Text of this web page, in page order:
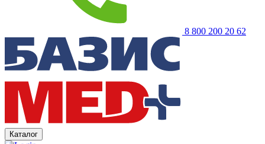
8 800 200 20 62
Каталог